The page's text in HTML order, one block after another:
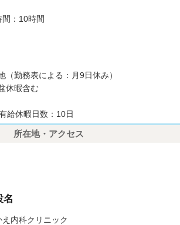
：10時間
（勤務表による：月9日休み）
休暇含む
給休暇日数：10日
所在地・アクセス
名
内科クリニック